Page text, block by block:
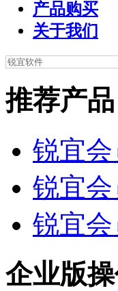
产品购买
关于我们
推荐产品
锐宜
锐宜
锐宜
企业版